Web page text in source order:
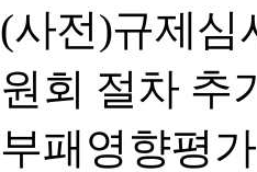
(사전)규제
원회 절차 추
부패영향평